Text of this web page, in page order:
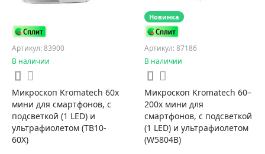
Артикул: 83900
В наличии
Микроскоп Kromatech 60x
мини для смартфонов, с
подсветкой (1 LED) и
ультрафиолетом (TB10-
60X)
Новинка
Артикул: 87186
В наличии
Микроскоп Kromatech 60–
200х мини для
смартфонов, с подсветкой
(1 LED) и ультрафиолетом
(W5804B)